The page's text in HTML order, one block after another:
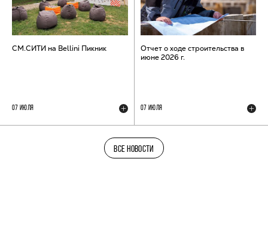
СМ.СИТИ на Bellini Пикник
07 ИЮЛЯ
Отчет о ходе строительства в
июне 2026 г.
07 ИЮЛЯ
ВСЕ НОВОСТИ